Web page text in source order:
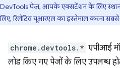
DevTools पेज, आपके एक्सटेंशन के लिए
लिए, रिलेटिव यूआरएल का इस्तेमाल करना
chrome.devtools.* एपीआई
लोड किए गए पेजों के लिए उपलब्ध